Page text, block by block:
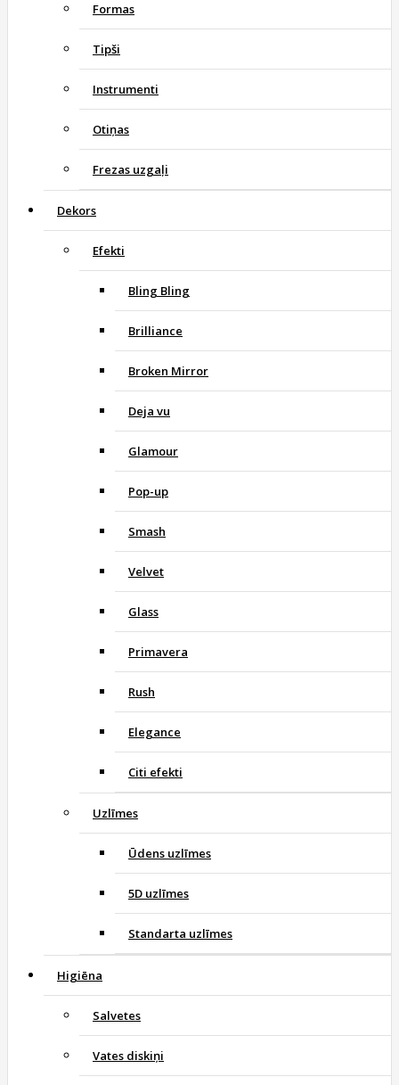
Formas
Tipši
Instrumenti
Otiņas
Frezas uzgaļi
Dekors
Efekti
Bling Bling
Brilliance
Broken Mirror
Deja vu
Glamour
Pop-up
Smash
Velvet
Glass
Primavera
Rush
Elegance
Citi efekti
Uzlīmes
Ūdens uzlīmes
5D uzlīmes
Standarta uzlīmes
Higiēna
Salvetes
Vates diskiņi